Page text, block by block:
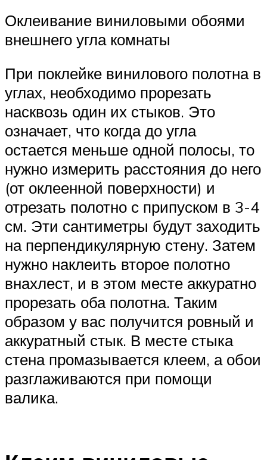
Оклеивание виниловыми обоями
внешнего угла комнаты
При поклейке винилового полотна в
углах, необходимо прорезать
насквозь один их стыков. Это
означает, что когда до угла
остается меньше одной полосы, то
нужно измерить расстояния до него
(от оклеенной поверхности) и
отрезать полотно с припуском в 3-4
см. Эти сантиметры будут заходить
на перпендикулярную стену. Затем
нужно наклеить второе полотно
внахлест, и в этом месте аккуратно
прорезать оба полотна. Таким
образом у вас получится ровный и
аккуратный стык. В месте стыка
стена промазывается клеем, а обои
разглаживаются при помощи
валика.